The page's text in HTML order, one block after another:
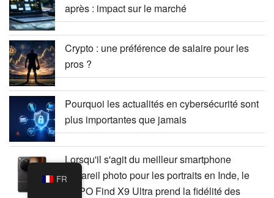
après : impact sur le marché
Crypto : une préférence de salaire pour les
pros ?
Pourquoi les actualités en cybersécurité sont
plus importantes que jamais
Lorsqu'il s'agit du meilleur smartphone
appareil photo pour les portraits en Inde, le
OPPO Find X9 Ultra prend la fidélité des
FR